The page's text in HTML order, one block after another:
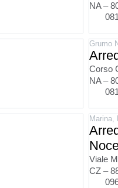
NA –
Grumo
Corso
NA –
Marina,
Viale
CZ –